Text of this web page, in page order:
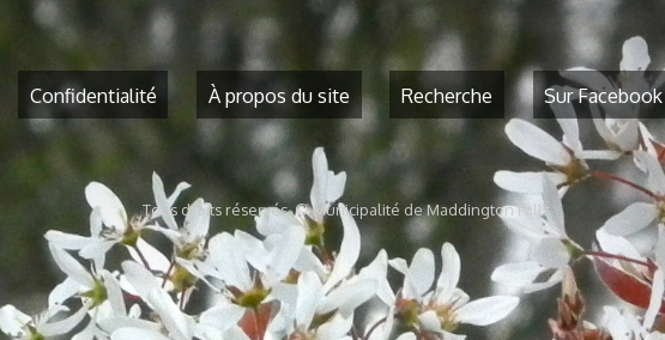
Confidentialité À propos du site Recherche Sur Facebook
Tous droits réservés. © Municipalité de Maddington Falls